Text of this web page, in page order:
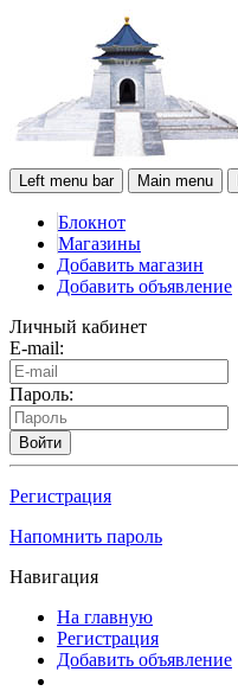
Left menu bar Main menu
Блокнот
Магазины
Добавить магазин
Добавить объявление
Личный кабинет
E-mail:
Пароль:
Войти
Регистрация
Напомнить пароль
Навигация
На главную
Регистрация
Добавить объявление